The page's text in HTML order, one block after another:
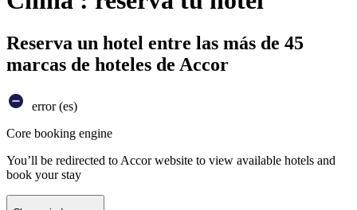
Reserva un hotel entre las más de 45
marcas de hoteles de Accor
error (es)
Core booking engine
You’ll be redirected to Accor website to view available hotels and
book your stay